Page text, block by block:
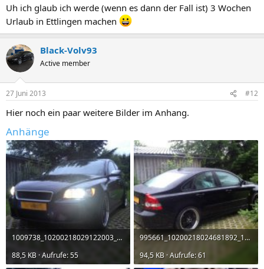
Uh ich glaub ich werde (wenn es dann der Fall ist) 3 Wochen
Urlaub in Ettlingen machen
Black-Volv93
Active member
27 Juni 2013 #12
Hier noch ein paar weitere Bilder im Anhang.
Anhänge
1009738_10200218029122003_1140908866_n.jpg
88,5 KB · Aufrufe: 55
995661_10200218024681892_1950559945_n.jpg
94,5 KB · Aufrufe: 61